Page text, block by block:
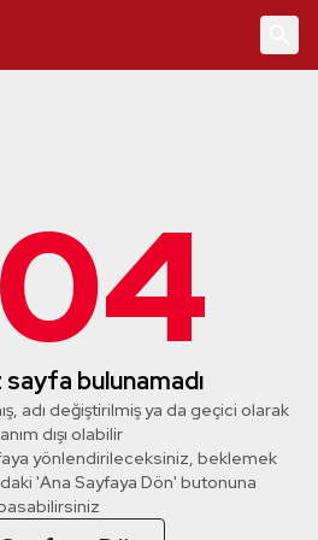
sayfa bulunamadı
adı değiştirilmiş ya da geçici olarak
dışı olabilir
yönlendirileceksiniz, beklemek
'Ana Sayfaya Dön' butonuna